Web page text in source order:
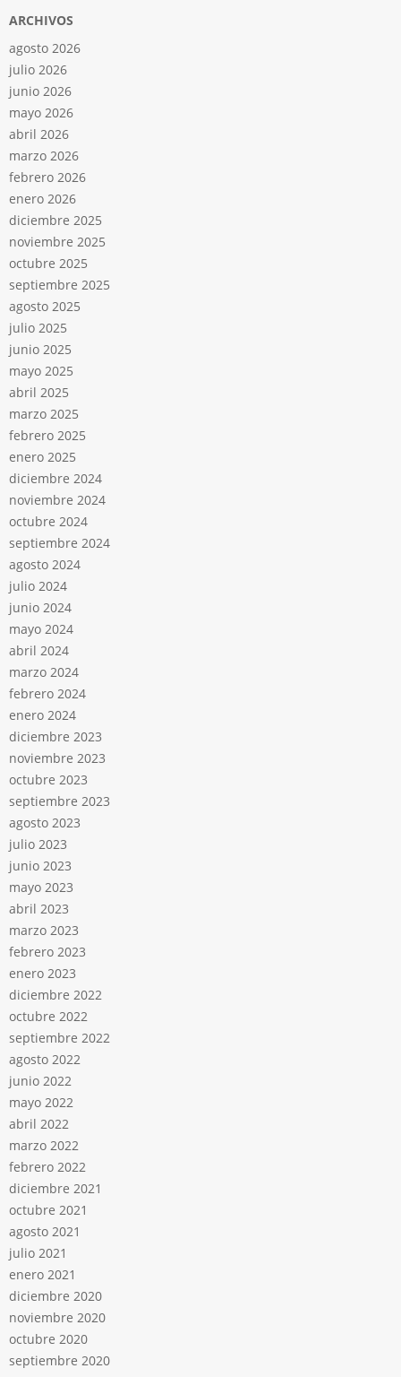
ARCHIVOS
agosto 2026
julio 2026
junio 2026
mayo 2026
abril 2026
marzo 2026
febrero 2026
enero 2026
diciembre 2025
noviembre 2025
octubre 2025
septiembre 2025
agosto 2025
julio 2025
junio 2025
mayo 2025
abril 2025
marzo 2025
febrero 2025
enero 2025
diciembre 2024
noviembre 2024
octubre 2024
septiembre 2024
agosto 2024
julio 2024
junio 2024
mayo 2024
abril 2024
marzo 2024
febrero 2024
enero 2024
diciembre 2023
noviembre 2023
octubre 2023
septiembre 2023
agosto 2023
julio 2023
junio 2023
mayo 2023
abril 2023
marzo 2023
febrero 2023
enero 2023
diciembre 2022
octubre 2022
septiembre 2022
agosto 2022
junio 2022
mayo 2022
abril 2022
marzo 2022
febrero 2022
diciembre 2021
octubre 2021
agosto 2021
julio 2021
enero 2021
diciembre 2020
noviembre 2020
octubre 2020
septiembre 2020